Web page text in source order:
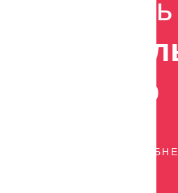
сделать
выбор
УЗНАТЬ